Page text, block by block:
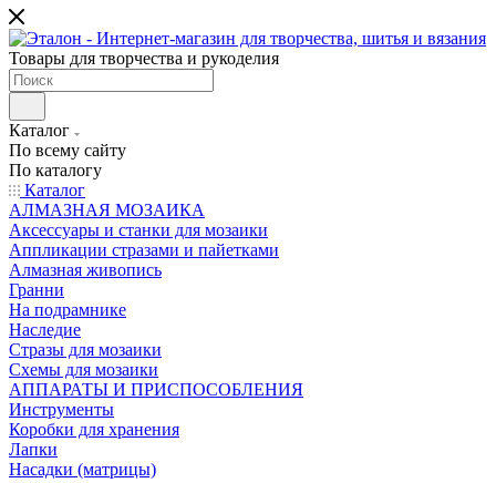
Товары для творчества и рукоделия
Каталог
По всему сайту
По каталогу
Каталог
АЛМАЗНАЯ МОЗАИКА
Аксессуары и станки для мозаики
Аппликации стразами и пайетками
Алмазная живопись
Гранни
На подрамнике
Наследие
Стразы для мозаики
Схемы для мозаики
АППАРАТЫ И ПРИСПОСОБЛЕНИЯ
Инструменты
Коробки для хранения
Лапки
Насадки (матрицы)